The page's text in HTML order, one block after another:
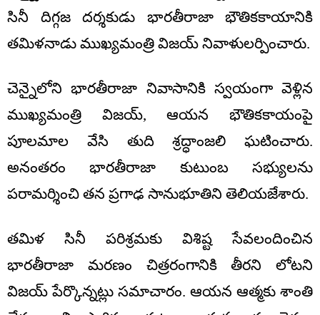
సినీ దిగ్గజ దర్శకుడు భారతీరాజా భౌతికకాయానికి
తమిళనాడు ముఖ్యమంత్రి విజయ్ నివాళులర్పించారు.
చెన్నైలోని భారతీరాజా నివాసానికి స్వయంగా వెళ్లిన
ముఖ్యమంత్రి విజయ్, ఆయన భౌతికకాయంపై
పూలమాల వేసి తుది శ్రద్ధాంజలి ఘటించారు.
అనంతరం భారతీరాజా కుటుంబ సభ్యులను
పరామర్శించి తన ప్రగాఢ సానుభూతిని తెలియజేశారు.
తమిళ సినీ పరిశ్రమకు విశిష్ట సేవలందించిన
భారతీరాజా మరణం చిత్రరంగానికి తీరని లోటని
విజయ్ పేర్కొన్నట్లు సమాచారం. ఆయన ఆత్మకు శాంతి